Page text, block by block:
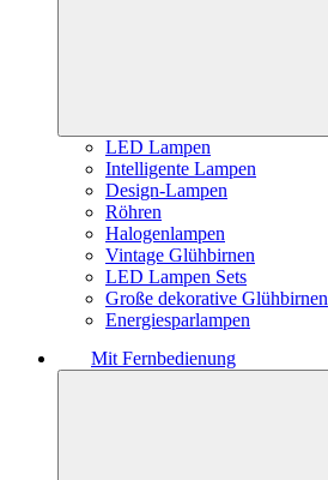
LED Lampen
Intelligente Lampen
Design-Lampen
Röhren
Halogenlampen
Vintage Glühbirnen
LED Lampen Sets
Große dekorative Glühbirnen
Energiesparlampen
Mit Fernbedienung